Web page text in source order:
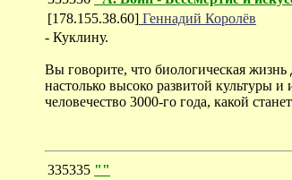
[178.155.38.60] Геннадий Королёв
- Куклину.
Вы говорите, что биологическая
настолько высоко развитой культуры
человечество 3000-го года, какой
335335 ""